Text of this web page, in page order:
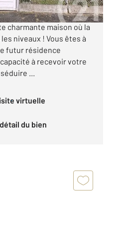
Saint-Gaudens,
charmante maison où la
niveaux ! Vous êtes à
futur résidence
à recevoir votre
...
virtuelle
détail du bien